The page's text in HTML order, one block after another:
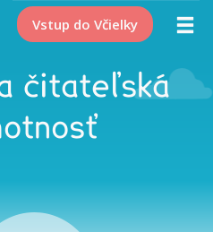
Vstup do Včielky
čitateľská